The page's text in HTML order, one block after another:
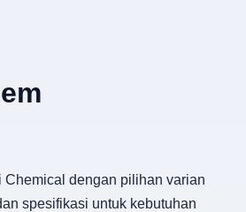
Chemical dengan pilihan varian
spesifikasi untuk kebutuhan